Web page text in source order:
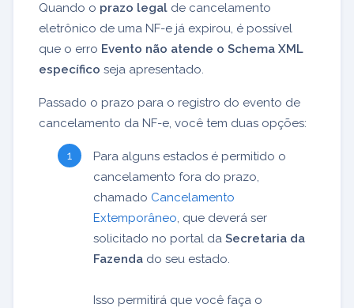
Quando o prazo legal de cancelamento
eletrônico de uma NF-e já expirou, é possível
que o erro Evento não atende o Schema XML
específico seja apresentado.
Passado o prazo para o registro do evento de
cancelamento da NF-e, você tem duas opções:
Para alguns estados é permitido o
cancelamento fora do prazo,
chamado Cancelamento
Extemporâneo , que deverá ser
solicitado no portal da Secretaria da
Fazenda do seu estado.
Isso permitirá que você faça o